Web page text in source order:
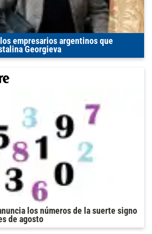
empresarios argentinos que
Georgieva
los números de la suerte signo
de agosto